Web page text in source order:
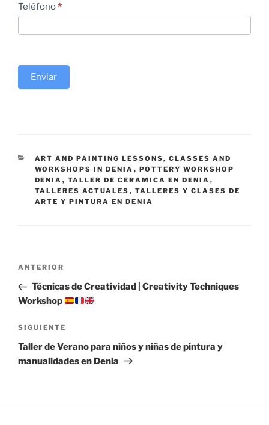
solo
una
linea
Teléfono*
Enviar
CATEGORÍAS
ART AND PAINTING LESSONS, CLASSES AND
WORKSHOPS IN DENIA , POTTERY WORKSHOP
DENIA , TALLER DE CERAMICA EN DENIA ,
TALLERES ACTUALES , TALLERES Y CLASES DE
ARTE Y PINTURA EN DENIA
Navegación
entradas
Entrada
anterior:
ANTERIOR
Técnicas de Creatividad | Creativity Techniques
Workshop
Siguiente
entrada
SIGUIENTE
Taller de Verano para niños y niñas de pintura y
manualidades en Denia